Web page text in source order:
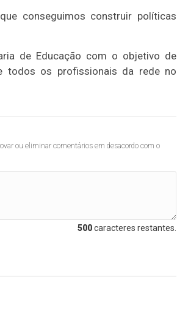
conseguimos construir políticas
de Educação com o objetivo de
todos os profissionais da rede no
ou eliminar comentários em desacordo com o
500caracteres restantes.